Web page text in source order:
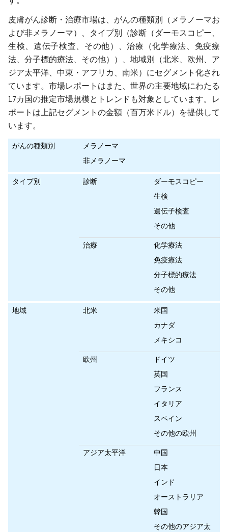
皮膚がん診断・治療市場は、がんの種類別（メラノーマお
よび非メラノーマ）、タイプ別（診断（ダーモスコピー、
生検、遺伝子検査、その他）、治療（化学療法、免疫療
法、分子標的療法、その他））、地域別（北米、欧州、ア
ジア太平洋、中東・アフリカ、南米）にセグメント化され
ています。市場レポートはまた、世界の主要地域にわたる
17カ国の推定市場規模とトレンドも対象としています。レ
ポートは上記セグメントの金額（百万米ドル）を提供して
います。
がんの種類別
メラノーマ
非メラノーマ
タイプ別 診断
ダーモスコピー
生検
遺伝子検査
その他
治療
化学療法
免疫療法
分子標的療法
その他
地域 北米
米国
カナダ
メキシコ
欧州
ドイツ
英国
フランス
イタリア
スペイン
その他の欧州
アジア太平洋
中国
日本
インド
オーストラリア
韓国
その他のアジア太